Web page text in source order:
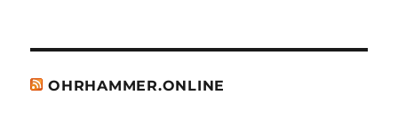
OHRHAMMER.ONLINE